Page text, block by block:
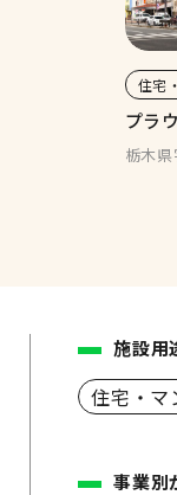
住宅
プラ
栃木
施設用
住宅・マ
事業別